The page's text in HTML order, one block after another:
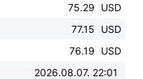
75.29
USD
77.15
USD
76.19
USD
2026.08.07. 22:01